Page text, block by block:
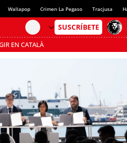
Wallapop Crimen La Pegaso Tracjusa
EN CATALÀ
AHORRO